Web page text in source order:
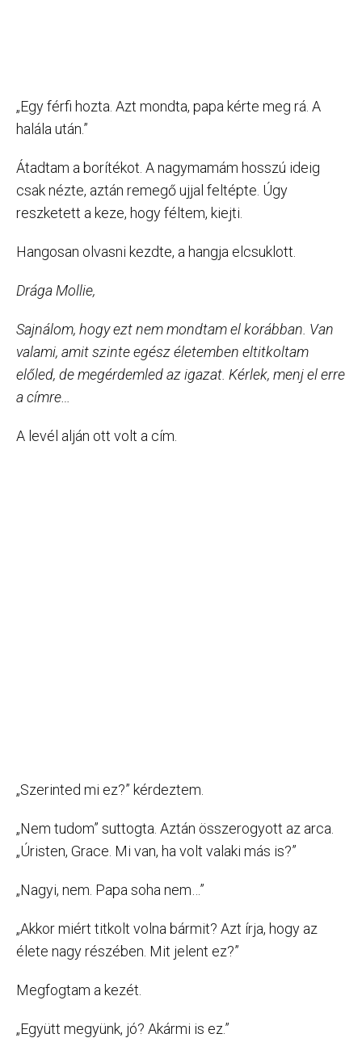
„Egy férfi hozta. Azt mondta, papa kérte meg rá. A
halála után.”
Átadtam a borítékot. A nagymamám hosszú ideig
csak nézte, aztán remegő ujjal feltépte. Úgy
reszketett a keze, hogy féltem, kiejti.
Hangosan olvasni kezdte, a hangja elcsuklott.
Drága Mollie,
Sajnálom, hogy ezt nem mondtam el korábban. Van
valami, amit szinte egész életemben eltitkoltam
előled, de megérdemled az igazat. Kérlek, menj el erre
a címre…
A levél alján ott volt a cím.
„Szerinted mi ez?” kérdeztem.
„Nem tudom” suttogta. Aztán összerogyott az arca.
„Úristen, Grace. Mi van, ha volt valaki más is?”
„Nagyi, nem. Papa soha nem…”
„Akkor miért titkolt volna bármit? Azt írja, hogy az
élete nagy részében. Mit jelent ez?”
Megfogtam a kezét.
„Együtt megyünk, jó? Akármi is ez.”